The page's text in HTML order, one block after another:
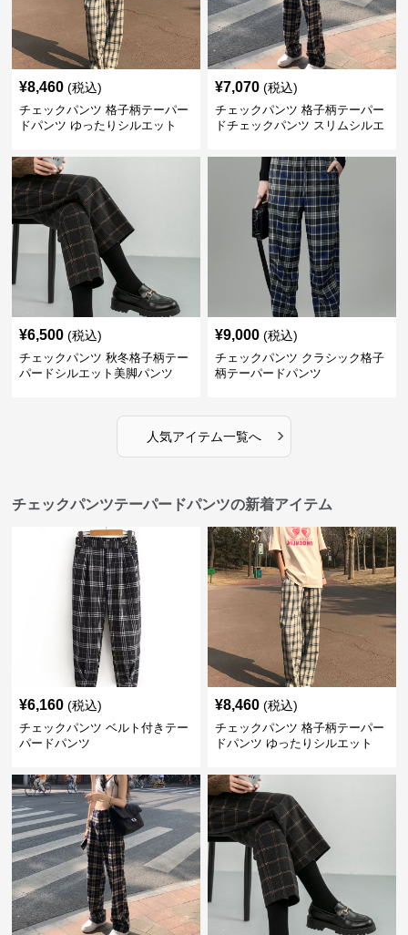
¥8,460 (税込)
チェックパンツ 格子柄テーパー
ドパンツ ゆったりシルエット
¥7,070 (税込)
チェックパンツ 格子柄テーパー
ドチェックパンツ スリムシルエ
¥6,500 (税込)
チェックパンツ 秋冬格子柄テー
パードシルエット美脚パンツ
¥9,000 (税込)
チェックパンツ クラシック格子
柄テーパードパンツ
人気アイテム一覧へ ›
チェックパンツテーパードパンツの新着アイテム
¥6,160 (税込)
チェックパンツ ベルト付きテー
パードパンツ
¥8,460 (税込)
チェックパンツ 格子柄テーパー
ドパンツ ゆったりシルエット